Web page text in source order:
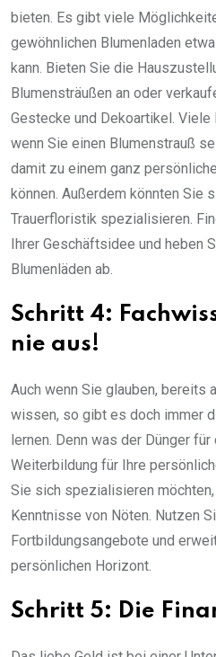
bieten. Es gibt viele
gewöhnlichen Blumenladen
kann. Bieten Sie die
Blumensträußen an oder
Gestecke und Dekoartikel. Viele
wenn Sie einen Blumenstrauß
damit zu einem ganz
können. Außerdem könnten Sie
Trauerfloristik spezialisieren.
Ihrer Geschäftsidee und heben
Blumenläden ab.
Schritt 4:
nie aus!
Auch wenn Sie glauben, bereits
wissen, so gibt es doch immer
lernen. Denn was der Dünger
Weiterbildung für Ihre
Sie sich spezialisieren
Kenntnisse von Nöten. Nutzen
Fortbildungsangebote und
persönlichen Horizont.
Schritt 5: Die